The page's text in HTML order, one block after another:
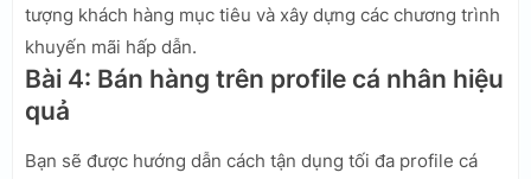
tượng khách hàng mục tiêu và xây dựng các chương trình
khuyến mãi hấp dẫn.
Bài 4: Bán hàng trên profile cá nhân hiệu
quả
Bạn sẽ được hướng dẫn cách tận dụng tối đa profile cá